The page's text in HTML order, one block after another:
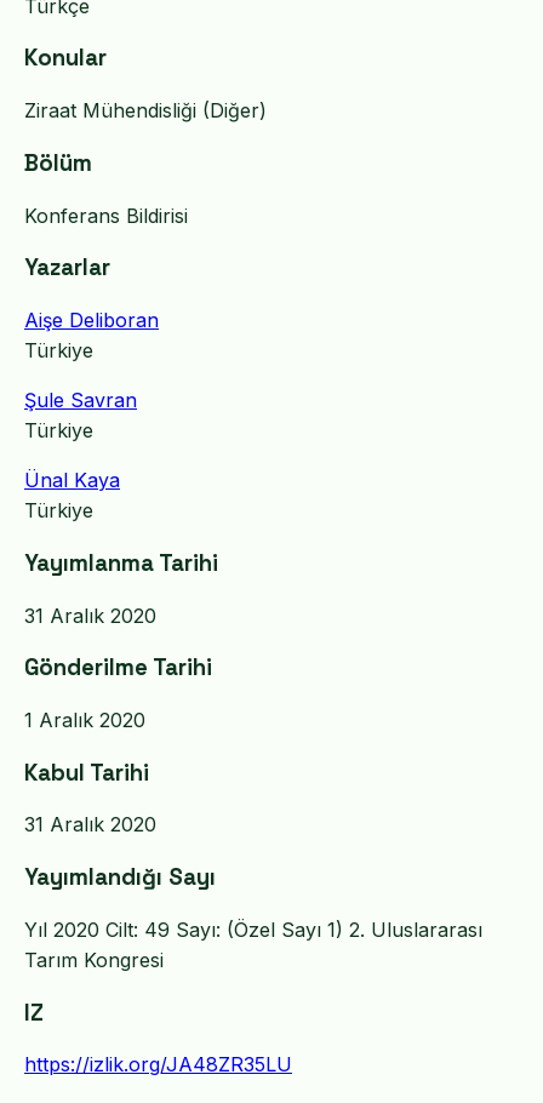
Türkçe
Konular
Ziraat Mühendisliği (Diğer)
Bölüm
Konferans Bildirisi
Yazarlar
Aişe Deliboran
Türkiye
Şule Savran
Türkiye
Ünal Kaya
Türkiye
Yayımlanma Tarihi
31 Aralık 2020
Gönderilme Tarihi
1 Aralık 2020
Kabul Tarihi
31 Aralık 2020
Yayımlandığı Sayı
Yıl 2020 Cilt: 49 Sayı: (Özel Sayı 1) 2. Uluslararası
Tarım Kongresi
IZ
https://izlik.org/JA48ZR35LU